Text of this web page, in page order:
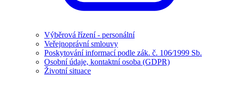
Výběrová řízení - personální
Veřejnoprávní smlouvy
Poskytování informací podle zák. č. 106⁄1999 Sb.
Osobní údaje, kontaktní osoba (GDPR)
Životní situace